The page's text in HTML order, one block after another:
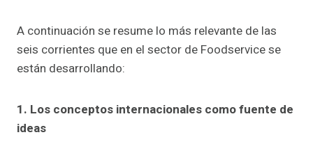
A continuación se resume lo más relevante de las
seis corrientes que en el sector de Foodservice se
están desarrollando:
1. Los conceptos internacionales como fuente de
ideas